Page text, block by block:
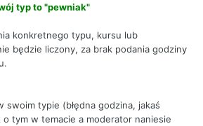
typ to "pewniak"
konkretnego typu, kursu lub
będzie liczony, za brak podania godziny
swoim typie (błędna godzina, jakaś
tym w temacie a moderator naniesie